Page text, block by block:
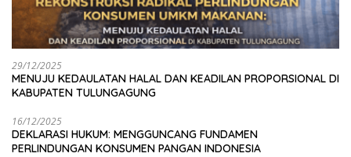
29/12/2025
MENUJU KEDAULATAN HALAL DAN KEADILAN PROPORSIONAL DI
KABUPATEN TULUNGAGUNG
16/12/2025
DEKLARASI HUKUM: MENGGUNCANG FUNDAMEN
PERLINDUNGAN KONSUMEN PANGAN INDONESIA